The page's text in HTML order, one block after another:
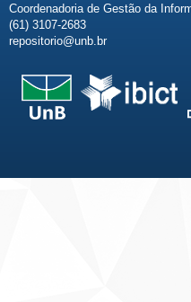
Coordenadoria de Gestão da
(61) 3107-2683
repositorio@unb.br